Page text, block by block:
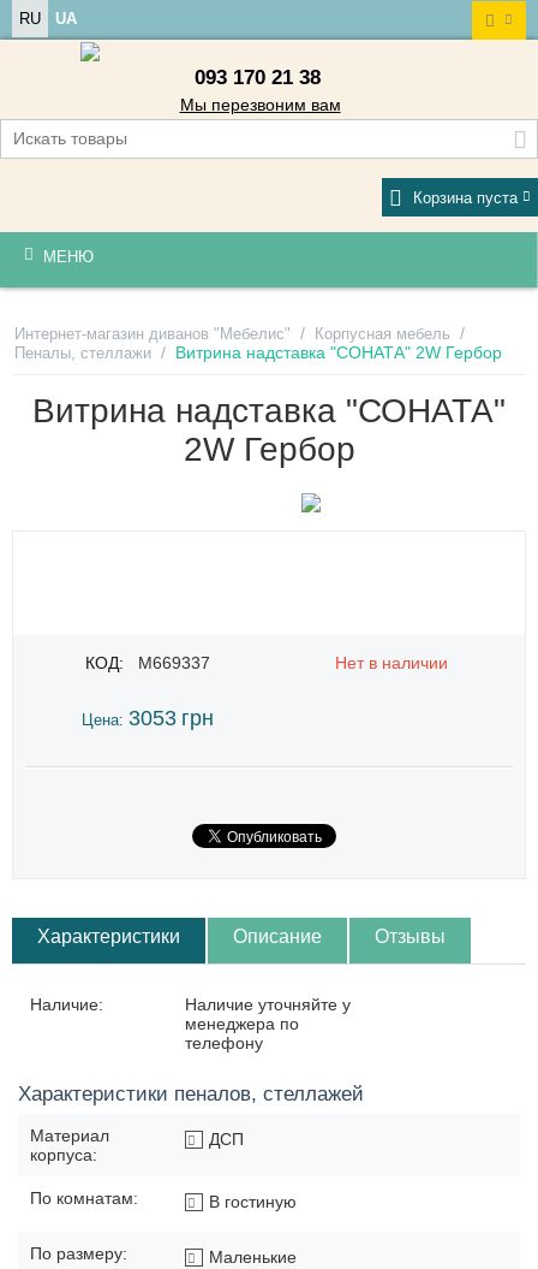
RU UA
093 170 21 38
Мы перезвоним вам
Корзина пуста
МЕНЮ
Интернет-магазин диванов "Мебелис" / Корпусная мебель /
Пеналы, стеллажи / Витрина надставка "СОНАТА" 2W Гербор
Витрина надставка "СОНАТА"
2W Гербор
КОД: M669337 Нет в наличии
Цена: 3053 грн
Характеристики Описание Отзывы
Наличие:
Наличие уточняйте у
менеджера по
телефону
Характеристики пеналов, стеллажей
Материал
корпуса:
ДСП
По комнатам: В гостиную
По размеру: Маленькие